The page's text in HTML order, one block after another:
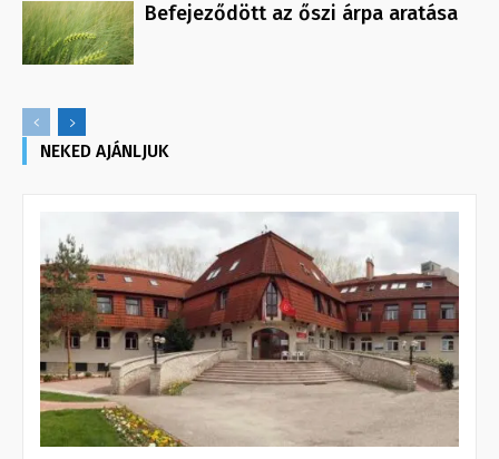
Befejeződött az őszi árpa aratása
NEKED AJÁNLJUK